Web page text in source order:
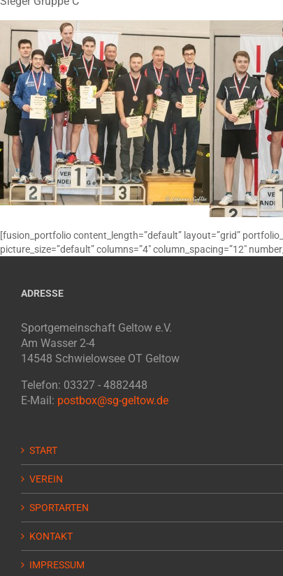
[fusion_portfolio content_length=”default” layout=”grid”
picture_size=”default” columns=”4″ column_spacing=”12″
ADRESSE
Sportgemeinschaft Geltow e.V.
Am Wasser 2-4
14548 Schwielowsee OT Geltow
Telefon: 03327 - 4882448
E-Mail: postbox@sg-geltow.de
START
VEREIN
SPORTARTEN
KONTAKT
IMPRESSUM